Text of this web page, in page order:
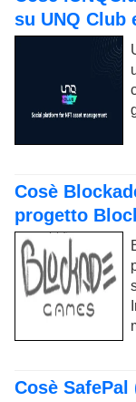
su UNQ Club
Cosè
progetto
Cosè SafePal